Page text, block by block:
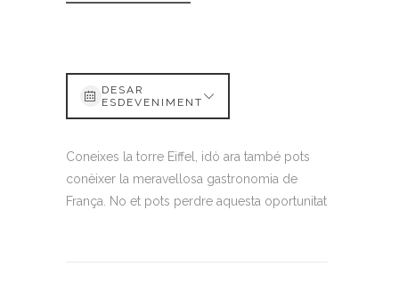
DESAR
ESDEVENIMENT
Coneixes la torre Eiffel, idò ara també pots
conèixer la meravellosa gastronomia de
França. No et pots perdre aquesta oportunitat